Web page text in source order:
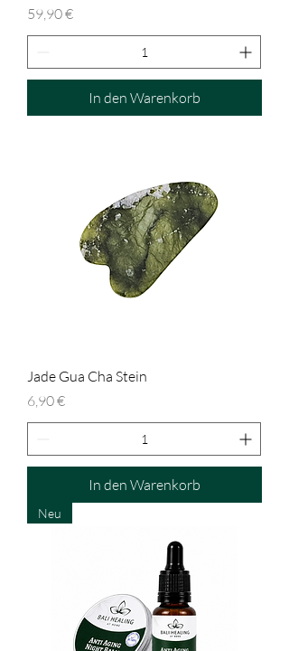
Preis
59,90 €
In den Warenkorb
Jade Gua Cha Stein
Preis
6,90 €
In den Warenkorb
Neu